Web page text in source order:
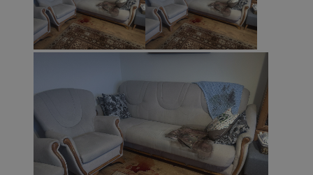
CookieScriptConsent
CookieScript
sosnowiecki.pl